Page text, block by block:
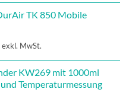
TK 850 Mobile
€.
exkl. MwSt.
KW269 mit 1000ml
Temperaturmessung